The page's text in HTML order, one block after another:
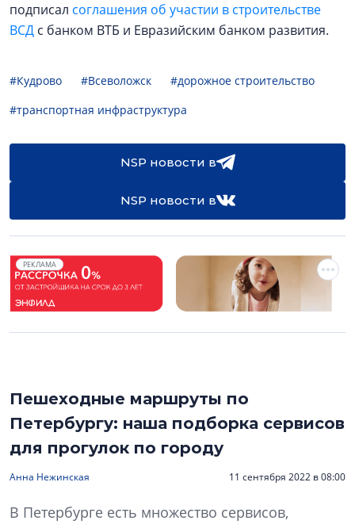
подписал соглашения об участии в строительстве
ВСД с банком ВТБ и Евразийским банком развития.
#Кудрово #Всеволожск
#дорожное строительство
#транспортная инфраструктура
NSP новости в
NSP новости в
РЕКЛАМА
Пешеходные маршруты по
Петербургу: наша подборка сервисов
для прогулок по городу
Анна Нежинская 11 сентября 2022 в 08:00
В Петербурге есть множество сервисов,